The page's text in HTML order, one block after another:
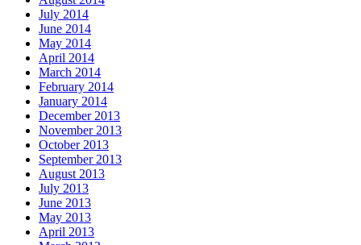
July 2014
June 2014
May 2014
April 2014
March 2014
February 2014
January 2014
December 2013
November 2013
October 2013
September 2013
August 2013
July 2013
June 2013
May 2013
April 2013